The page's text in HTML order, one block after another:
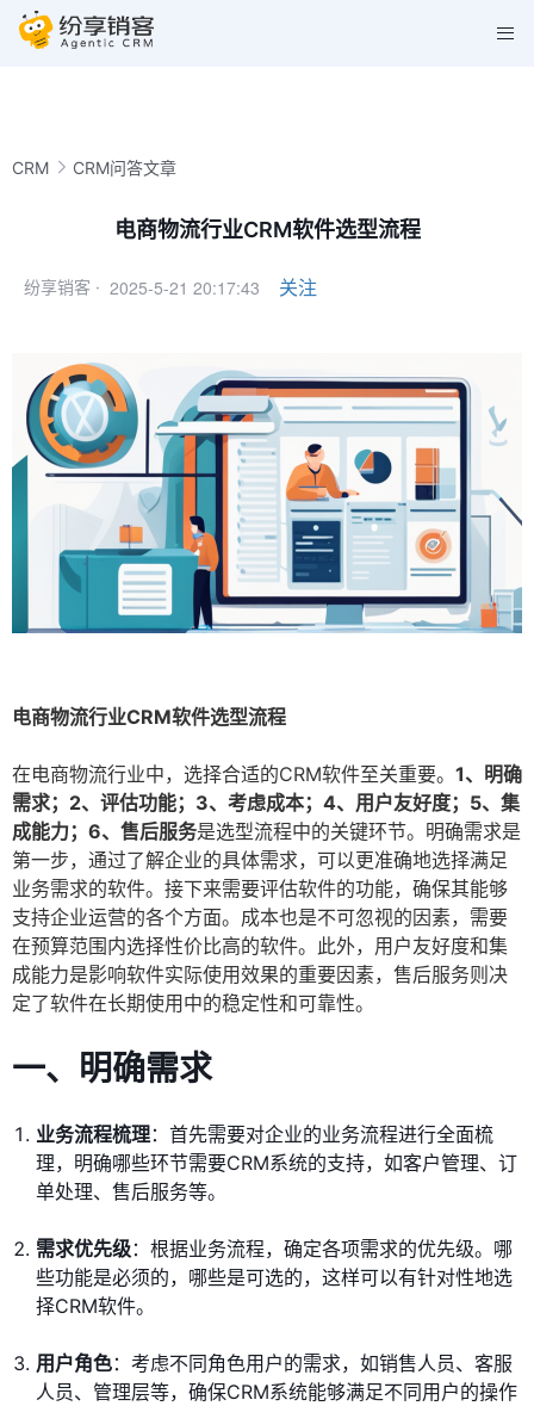
CRM CRM问答文章
电商物流行业CRM软件选型流程
纷享销客 · 2025-5-21 20:17:43 关注
电商物流行业CRM软件选型流程
在电商物流行业中，选择合适的CRM软件至关重要。 1、明确
需求；2、评估功能；3、考虑成本；4、用户友好度；5、集
成能力；6、售后服务是选型流程中的关键环节。明确需求是
第一步，通过了解企业的具体需求，可以更准确地选择满足
业务需求的软件。接下来需要评估软件的功能，确保其能够
支持企业运营的各个方面。成本也是不可忽视的因素，需要
在预算范围内选择性价比高的软件。此外，用户友好度和集
成能力是影响软件实际使用效果的重要因素，售后服务则决
定了软件在长期使用中的稳定性和可靠性。
一、明确需求
业务流程梳理：首先需要对企业的业务流程进行全面梳
理，明确哪些环节需要CRM系统的支持，如客户管理、订
单处理、售后服务等。
需求优先级：根据业务流程，确定各项需求的优先级。哪
些功能是必须的，哪些是可选的，这样可以有针对性地选
择CRM软件。
用户角色：考虑不同角色用户的需求，如销售人员、客服
人员、管理层等，确保CRM系统能够满足不同用户的操作